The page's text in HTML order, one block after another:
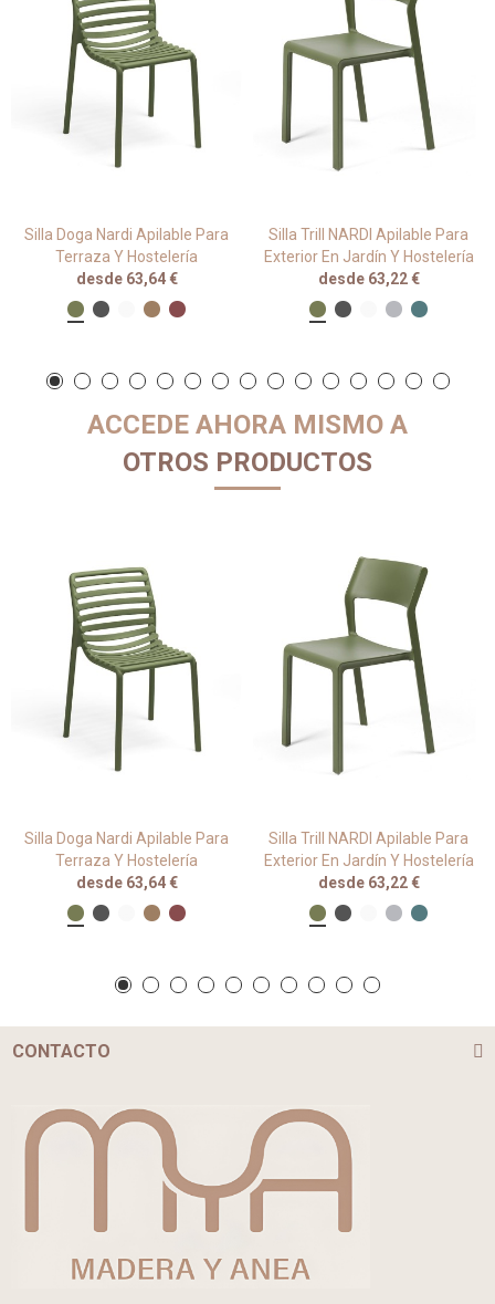
Silla Doga Nardi Apilable Para
Terraza Y Hostelería
desde 63,64 €
Silla Trill NARDI Apilable Para
Exterior En Jardín Y Hostelería
desde 63,22 €
ACCEDE AHORA MISMO A
OTROS PRODUCTOS
Silla Doga Nardi Apilable Para
Terraza Y Hostelería
desde 63,64 €
Silla Trill NARDI Apilable Para
Exterior En Jardín Y Hostelería
desde 63,22 €
CONTACTO